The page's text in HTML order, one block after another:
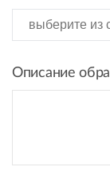
Описание